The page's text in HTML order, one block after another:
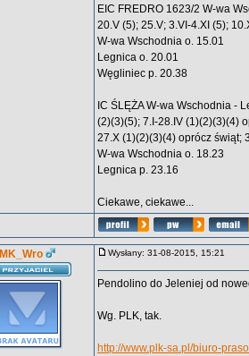
EIC FREDRO 1623/2 W-wa
20.V (5); 25.V; 3.VI-4.XI (5);
W-wa Wschodnia o. 15.01
Legnica o. 20.01
Węgliniec p. 20.38
IC ŚLĘŻA W-wa Wschodnia -
(2)(3)(5); 7.I-28.IV (1)(2)(3)(4)
27.X (1)(2)(3)(4) oprócz świąt;
W-wa Wschodnia o. 18.23
Legnica p. 23.16
Ciekawe, ciekawe...
MK_Wro Wysłany: 31-08-2015, 15:21
Pendolino do Jeleniej od
Wg. PLK, tak.
http://www.plk-sa.pl/biuro-